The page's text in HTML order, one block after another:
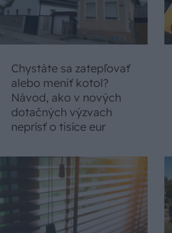
Chystáte sa zatepľovať
alebo meniť kotol?
Návod, ako v nových
dotačných výzvach
neprísť o tisíce eur